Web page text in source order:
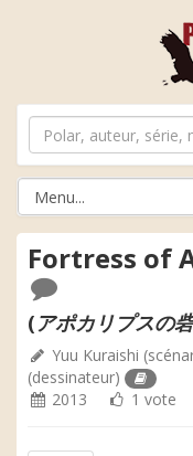
Fortress of
(アポカリプスの
Yuu Kuraishi
(dessinateur)
2013
1 vote